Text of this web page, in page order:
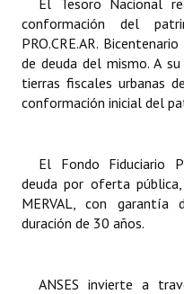
El Tesoro Nacional
conformación del
PRO.CRE.AR.
de deuda del mismo. A
tierras fiscales urbanas
conformación inicial del
El Fondo Fiduciario
deuda por oferta
MERVAL, con
duración de 30 años.
ANSES invierte a